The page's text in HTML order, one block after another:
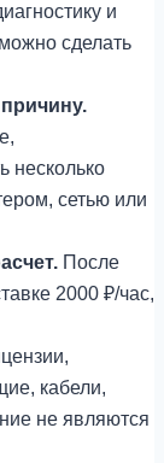
и
сделать
несколько
сетью или
После
2000 ₽/час,
кабели,
не являются